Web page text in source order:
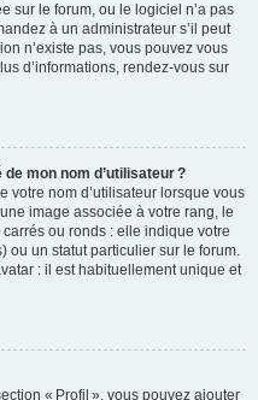
sur le forum, ou le logiciel n’a pas
à un administrateur s’il peut
n’existe pas, vous pouvez vous
d’informations, rendez-vous sur
mon nom d’utilisateur ?
votre nom d’utilisateur lorsque vous
image associée à votre rang, le
ou ronds : elle indique votre
ou un statut particulier sur le forum.
: il est habituellement unique et
« Profil », vous pouvez ajouter